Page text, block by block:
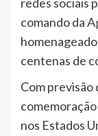
comando da
centenas de
Com previsão
nos Estados